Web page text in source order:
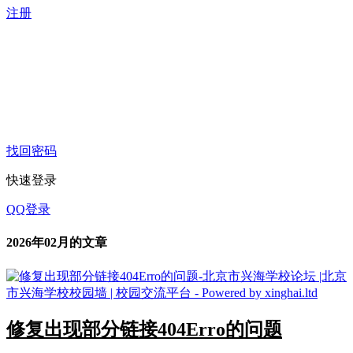
注册
找回密码
快速登录
QQ登录
2026年02月的文章
修复出现部分链接404Erro的问题